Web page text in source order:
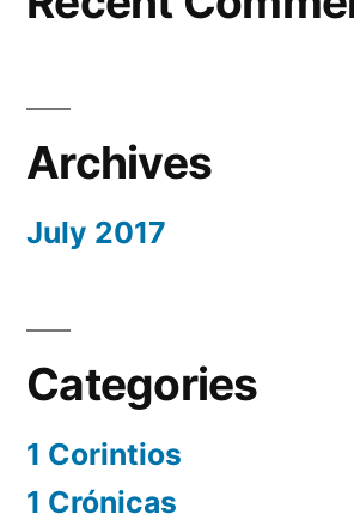
Archives
July 2017
Categories
1 Corintios
1 Crónicas